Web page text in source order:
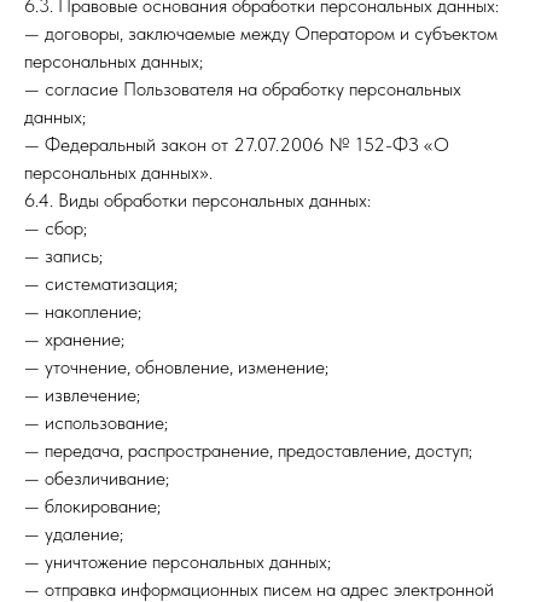
6.3. Правовые основания обработки персональных данных:
— договоры, заключаемые между Оператором и субъектом
персональных данных;
— согласие Пользователя на обработку персональных
данных;
— Федеральный закон от 27.07.2006 № 152-ФЗ «О
персональных данных».
6.4. Виды обработки персональных данных:
— сбор;
— запись;
— систематизация;
— накопление;
— хранение;
— уточнение, обновление, изменение;
— извлечение;
— использование;
— передача, распространение, предоставление, доступ;
— обезличивание;
— блокирование;
— удаление;
— уничтожение персональных данных;
— отправка информационных писем на адрес электронной